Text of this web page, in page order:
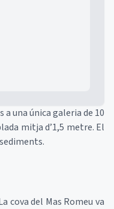
a una única galeria de 10
mitja d’1,5 metre. El
cova del Mas Romeu va